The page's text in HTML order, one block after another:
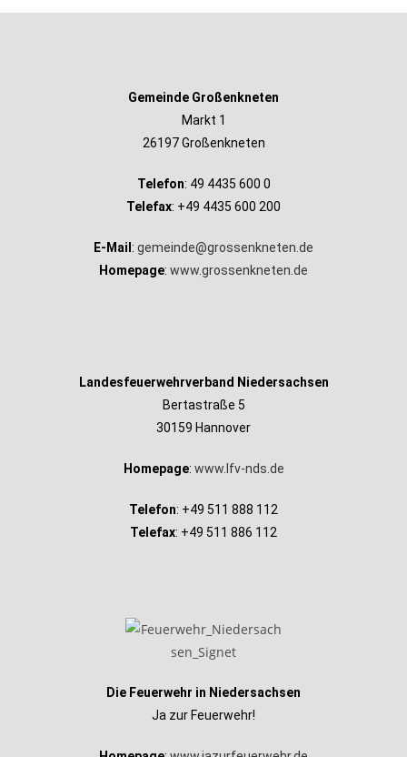
Gemeinde Großenkneten
Markt 1
26197 Großenkneten
Telefon: 49 4435 600 0
Telefax: +49 4435 600 200
E-Mail : gemeinde@grossenkneten.de
Homepage: www.grossenkneten.de
Landesfeuerwehrverband Niedersachsen
Bertastraße 5
30159 Hannover
Homepage: www.lfv-nds.de
Telefon: +49 511 888 112
Telefax: +49 511 886 112
Die Feuerwehr in Niedersachsen
Ja zur Feuerwehr!